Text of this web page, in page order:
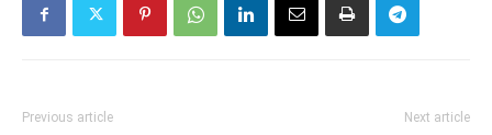
Previous article Next article